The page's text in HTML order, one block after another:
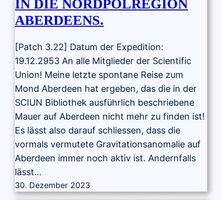
IN DIE NORDPOLREGION
ABERDEENS.
[Patch 3.22] Datum der Expedition:
19.12.2953 An alle Mitglieder der Scientific
Union! Meine letzte spontane Reise zum
Mond Aberdeen hat ergeben, das die in der
SCIUN Bibliothek ausführlich beschriebene
Mauer auf Aberdeen nicht mehr zu finden ist!
Es lässt also darauf schliessen, dass die
vormals vermutete Gravitationsanomalie auf
Aberdeen immer noch aktiv ist. Andernfalls
lässt…
30. Dezember 2023